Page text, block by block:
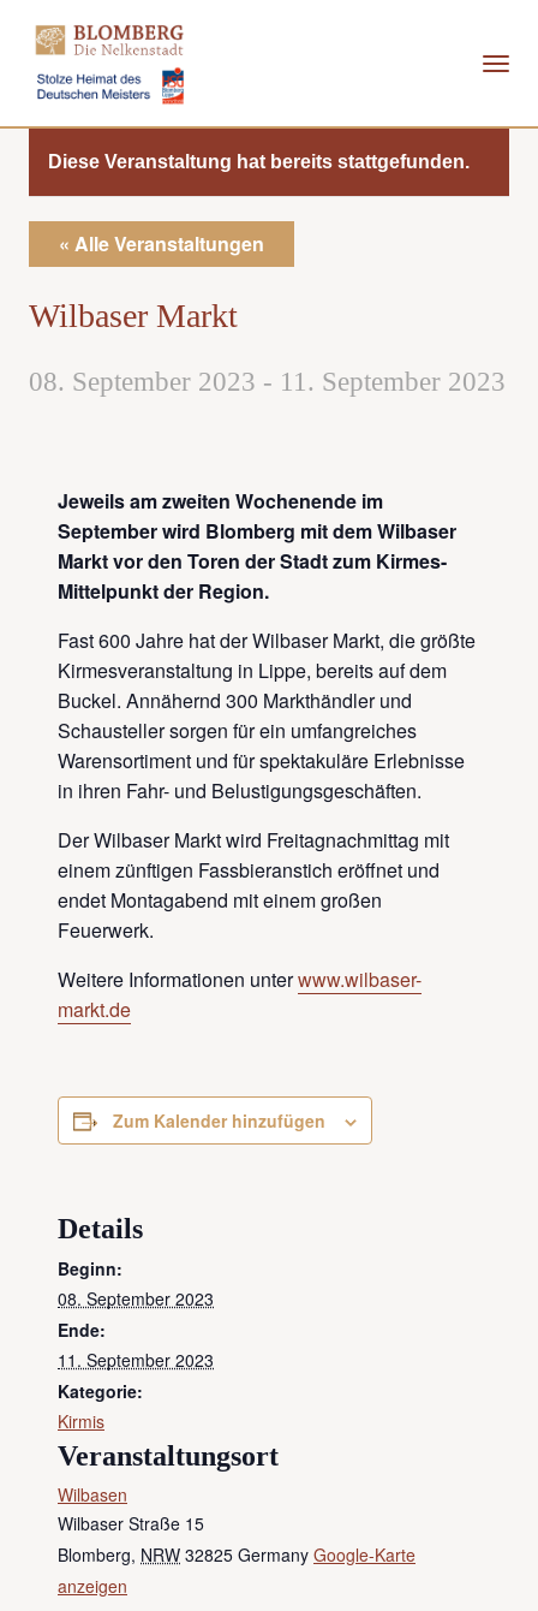
Inhalt
Diese Veranstaltung hat bereits stattgefunden.
« Alle Veranstaltungen
Wilbaser Markt
08. September 2023 - 11. September 2023
Jeweils am zweiten Wochenende im
September wird Blomberg mit dem Wilbaser
Markt vor den Toren der Stadt zum Kirmes-
Mittelpunkt der Region.
Fast 600 Jahre hat der Wilbaser Markt, die größte
Kirmesveranstaltung in Lippe, bereits auf dem
Buckel. Annähernd 300 Markthändler und
Schausteller sorgen für ein umfangreiches
Warensortiment und für spektakuläre Erlebnisse
in ihren Fahr- und Belustigungsgeschäften.
Der Wilbaser Markt wird Freitagnachmittag mit
einem zünftigen Fassbieranstich eröffnet und
endet Montagabend mit einem großen
Feuerwerk.
Weitere Informationen unterwww.wilbaser-
markt.de
Zum Kalender hinzufügen
Details
Beginn:
08. September 2023
Ende:
11. September 2023
Kategorie:
Kirmis
Veranstaltungsort
Wilbasen
Wilbaser Straße 15
Blomberg, NRW 32825 Germany Google-Karte
anzeigen